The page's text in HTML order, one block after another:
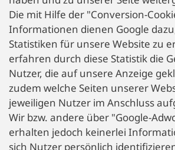
Die mit Hilfe der "Conversion-
Informationen dienen Google
Statistiken für unsere Website zu
erfahren durch diese Statistik die
Nutzer, die auf unsere Anzeige
zudem welche Seiten unserer
jeweiligen Nutzer im Anschluss
Wir bzw. andere über "Google-
erhalten jedoch keinerlei
sich Nutzer persönlich